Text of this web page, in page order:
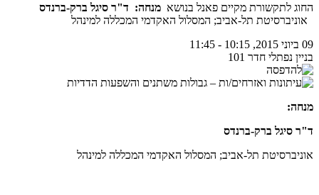
החוג לתקשורת מקיים פאנל בנושא מנחה: ד"ר סיגל ברק-ברנדס
אוניברסיטת תל-אביב; המסלול האקדמי המכללה למינהל
09 ביוני 2015, 10:15 - 11:45
בניין נפתלי חדר 101
מנחה:
ד"ר סיגל ברק-ברנדס
אוניברסיטת תל-אביב; המסלול האקדמי המכללה למינהל